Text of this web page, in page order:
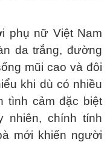
phụ nữ Việt Nam
da trắng, đường
mũi cao và đôi
khi dù có nhiều
tình cảm đặc biệt
nhiên, chính tính
mới khiến người